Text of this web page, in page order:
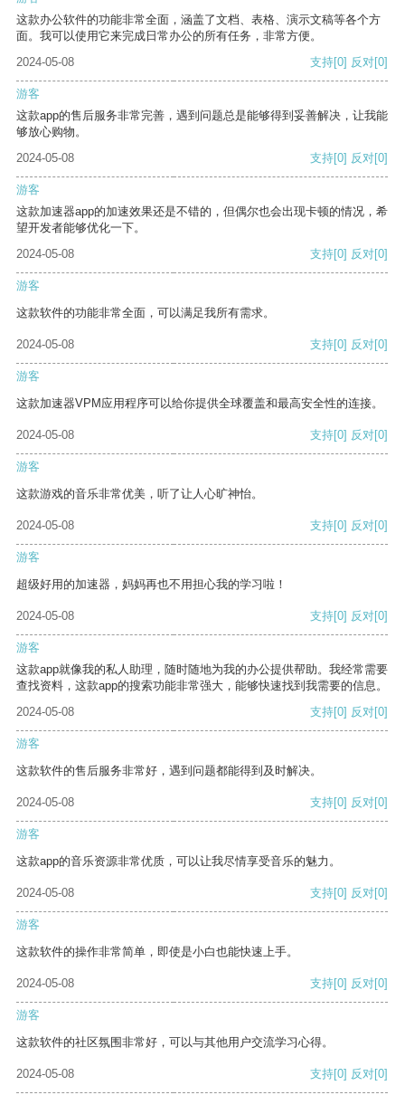
这款办公软件的功能非常全面，涵盖了文档、表格、演示文稿等各个方
面。我可以使用它来完成日常办公的所有任务，非常方便。
2024-05-08
支持[0] 反对[0]
游客
这款app的售后服务非常完善，遇到问题总是能够得到妥善解决，让我能
够放心购物。
2024-05-08
支持[0] 反对[0]
游客
这款加速器app的加速效果还是不错的，但偶尔也会出现卡顿的情况，希
望开发者能够优化一下。
2024-05-08
支持[0] 反对[0]
游客
这款软件的功能非常全面，可以满足我所有需求。
2024-05-08 支持[0] 反对[0]
游客
这款加速器VPM应用程序可以给你提供全球覆盖和最高安全性的连接。
2024-05-08 支持[0] 反对[0]
游客
这款游戏的音乐非常优美，听了让人心旷神怡。
2024-05-08 支持[0] 反对[0]
游客
超级好用的加速器，妈妈再也不用担心我的学习啦！
2024-05-08 支持[0] 反对[0]
游客
这款app就像我的私人助理，随时随地为我的办公提供帮助。我经常需要
查找资料，这款app的搜索功能非常强大，能够快速找到我需要的信息。
2024-05-08
支持[0] 反对[0]
游客
这款软件的售后服务非常好，遇到问题都能得到及时解决。
2024-05-08 支持[0] 反对[0]
游客
这款app的音乐资源非常优质，可以让我尽情享受音乐的魅力。
2024-05-08 支持[0] 反对[0]
游客
这款软件的操作非常简单，即使是小白也能快速上手。
2024-05-08 支持[0] 反对[0]
游客
这款软件的社区氛围非常好，可以与其他用户交流学习心得。
2024-05-08 支持[0] 反对[0]